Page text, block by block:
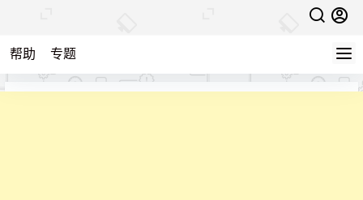
帮助 专题